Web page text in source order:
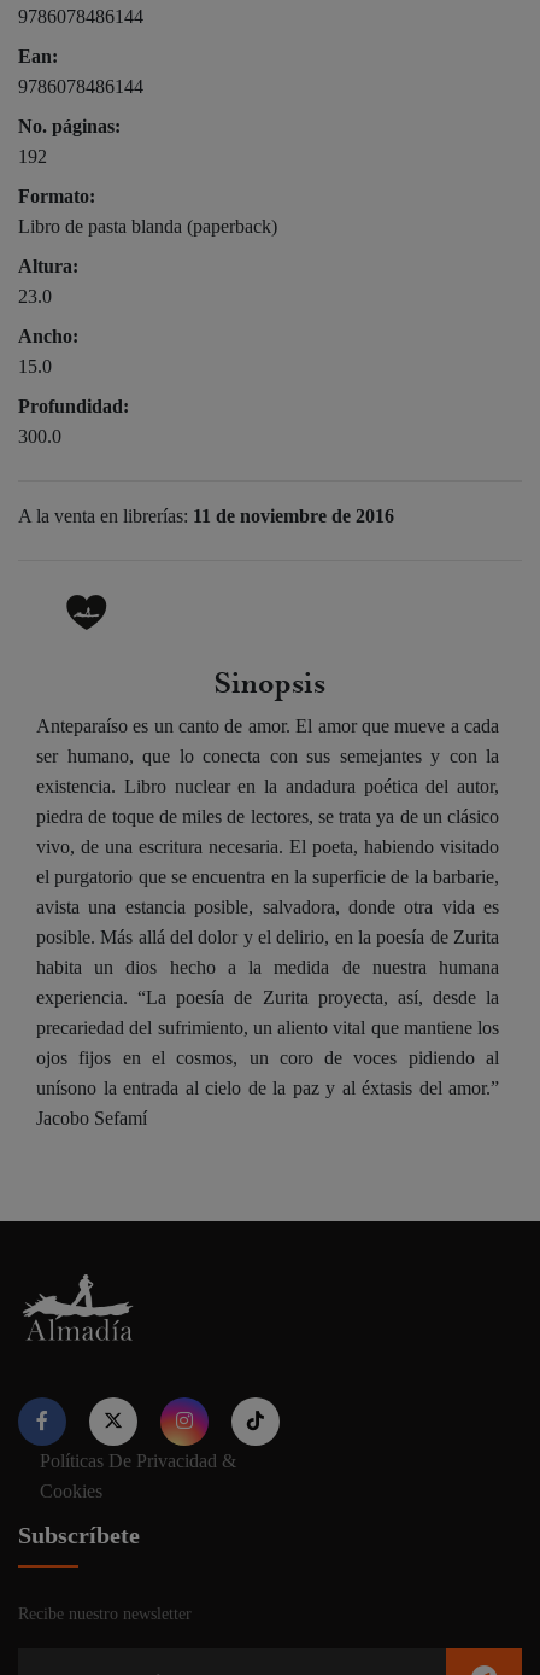
9786078486144
Ean:
9786078486144
No. páginas:
192
Formato:
Libro de pasta blanda (paperback)
Altura:
23.0
Ancho:
15.0
Profundidad:
300.0
A la venta en librerías: 11 de noviembre de 2016
Sinopsis
Anteparaíso es un canto de amor. El amor que mueve a cada
ser humano, que lo conecta con sus semejantes y con la
existencia. Libro nuclear en la andadura poética del autor,
piedra de toque de miles de lectores, se trata ya de un clásico
vivo, de una escritura necesaria. El poeta, habiendo visitado
el purgatorio que se encuentra en la superficie de la barbarie,
avista una estancia posible, salvadora, donde otra vida es
posible. Más allá del dolor y el delirio, en la poesía de Zurita
habita un dios hecho a la medida de nuestra humana
experiencia. “La poesía de Zurita proyecta, así, desde la
precariedad del sufrimiento, un aliento vital que mantiene los
ojos fijos en el cosmos, un coro de voces pidiendo al
unísono la entrada al cielo de la paz y al éxtasis del amor.”
Jacobo Sefamí
Nuestro sitio web utiliza cookies para proporcionar su
experiencia de navegación e información relevante. Antes de
continuar utilizando nuestro sitio web, acepte nuestros
Políticas De Privacidad &
Cookies
Subscríbete
Recibe nuestro newsletter